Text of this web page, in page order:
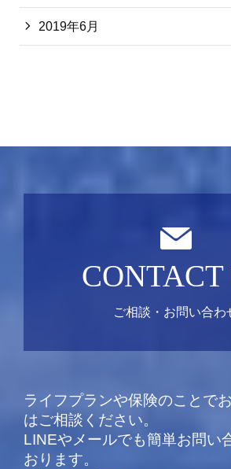
2019年6月
CONTACT
ご相談・お問い合わ
ライフプランや保険のことで
はご相談ください。
LINEやメールでも簡単お問い
おります。